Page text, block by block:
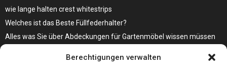
Berechtigungen verwalten
wie lange halten crest whitestrips
Welches ist das Beste Füllfederhalter?
Alles was Sie über Abdeckungen für Gartenmöbel wissen müssen